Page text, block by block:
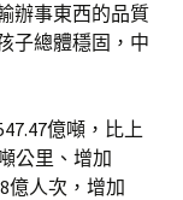
辦事東西的品質
子總體穩固，中
億噸，比上
公里、增加
億人次，增加